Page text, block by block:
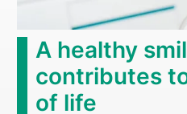
A healthy
contributes
of life